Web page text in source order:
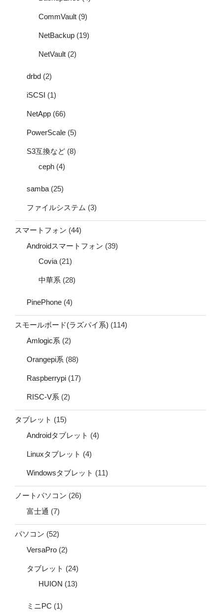
CommVault (9)
NetBackup (19)
NetVault (2)
drbd (2)
iSCSI (1)
NetApp (66)
PowerScale (5)
S3互換など (8)
ceph (4)
samba (25)
ファイルシステム (3)
スマートフォン (44)
Androidスマートフォン (39)
Covia (21)
中華系 (28)
PinePhone (4)
スモールボード(ラズパイ系) (114)
Amlogic系 (2)
Orangepi系 (88)
Raspberrypi (17)
RISC-V系 (2)
タブレット (15)
Androidタブレット (4)
Linuxタブレット (4)
Windowsタブレット (11)
ノートパソコン (26)
富士通 (7)
パソコン (52)
VersaPro (2)
タブレット (24)
HUION (13)
ミニPC (1)